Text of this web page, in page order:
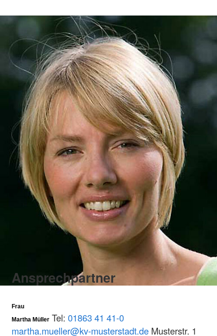
Ansprechpartner
Frau
Martha Müller Tel: 01863 41 41-0
martha.mueller@kv-musterstadt.de Musterstr. 1